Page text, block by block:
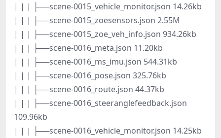
| | | ├──scene-0015_vehicle_monitor.json 14.26kb
| | | ├──scene-0015_zoesensors.json 2.55M
| | | ├──scene-0015_zoe_veh_info.json 934.26kb
| | | ├──scene-0016_meta.json 11.20kb
| | | ├──scene-0016_ms_imu.json 544.31kb
| | | ├──scene-0016_pose.json 325.76kb
| | | ├──scene-0016_route.json 44.37kb
| | | ├──scene-0016_steeranglefeedback.json
109.96kb
| | | ├──scene-0016_vehicle_monitor.json 14.25kb